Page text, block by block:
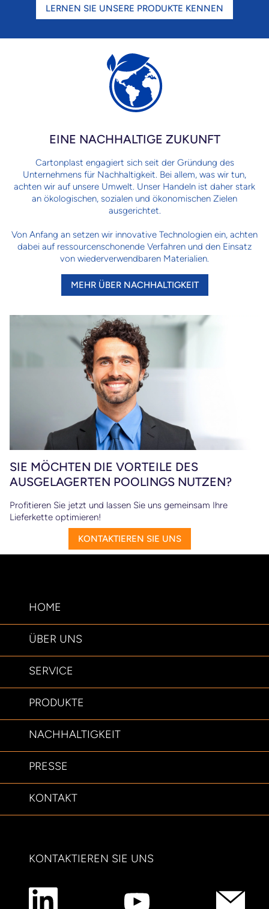
LERNEN SIE UNSERE PRODUKTE KENNEN
EINE NACHHALTIGE ZUKUNFT
Cartonplast engagiert sich seit der Gründung des
Unternehmens für Nachhaltigkeit. Bei allem, was wir tun,
achten wir auf unsere Umwelt. Unser Handeln ist daher stark
an ökologischen, sozialen und ökonomischen Zielen
ausgerichtet.
Von Anfang an setzen wir innovative Technologien ein, achten
dabei auf ressourcenschonende Verfahren und den Einsatz
von wiederverwendbaren Materialien.
MEHR ÜBER NACHHALTIGKEIT
SIE MÖCHTEN DIE VORTEILE DES
AUSGELAGERTEN POOLINGS NUTZEN?
Profitieren Sie jetzt und lassen Sie uns gemeinsam Ihre
Lieferkette optimieren!
KONTAKTIEREN SIE UNS
HOME
ÜBER UNS
SERVICE
PRODUKTE
NACHHALTIGKEIT
PRESSE
KONTAKT
KONTAKTIEREN SIE UNS